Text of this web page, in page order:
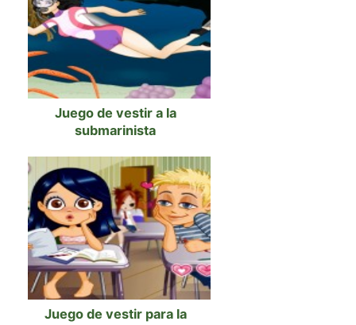
Juego de vestir a la
submarinista
Juego de vestir para la